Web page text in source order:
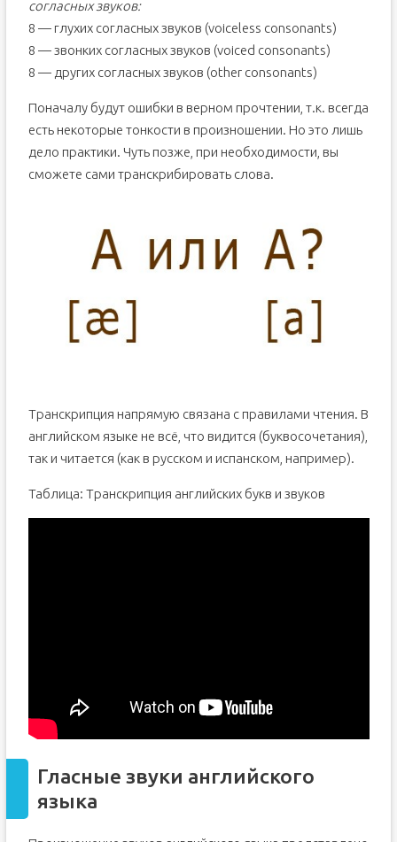
согласных звуков:
8 — глухих согласных звуков (voiceless consonants)
8 — звонких согласных звуков (voiced consonants)
8 — других согласных звуков (other consonants)
Поначалу будут ошибки в верном прочтении, т.к. всегда
есть некоторые тонкости в произношении. Но это лишь
дело практики. Чуть позже, при необходимости, вы
сможете сами транскрибировать слова.
Транскрипция напрямую связана с правилами чтения. В
английском языке не всё, что видится (буквосочетания),
так и читается (как в русском и испанском, например).
Таблица: Транскрипция английских букв и звуков
Гласные звуки английского
языка